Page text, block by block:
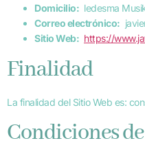
Domicilio: ledesma
Correo electrónico:
Sitio Web: https://
Finalidad
La finalidad del Sitio Web es:
Condiciones